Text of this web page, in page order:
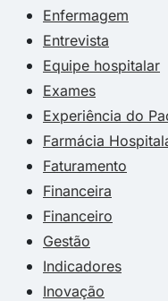
Enfermagem
Entrevista
Equipe hospitalar
Exames
Experiência do
Farmácia
Faturamento
Financeira
Financeiro
Gestão
Indicadores
Inovação